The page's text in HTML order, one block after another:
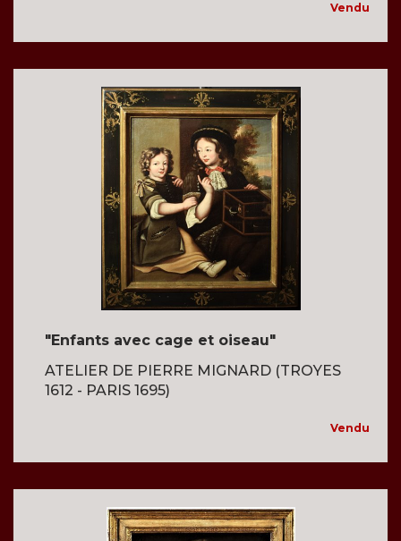
Vendu
"Enfants avec cage et oiseau"
ATELIER DE PIERRE MIGNARD (TROYES
1612 - PARIS 1695)
Vendu